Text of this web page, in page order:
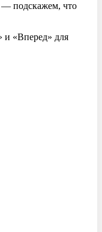
подскажем, что
и «Вперед» для